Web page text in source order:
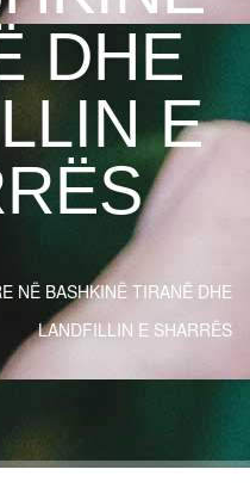
DHE
E
NË BASHKINË TIRANË DHE
LANDFILLIN E SHARRËS